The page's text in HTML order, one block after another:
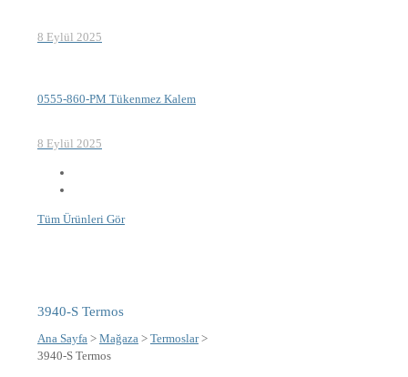
8 Eylül 2025
0555-860-PM Tükenmez Kalem
8 Eylül 2025
Tüm Ürünleri Gör
3940-S Termos
Ana Sayfa > Mağaza > Termoslar>
3940-S Termos